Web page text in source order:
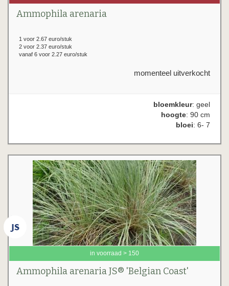
Ammophila arenaria
1 voor 2.67 euro/stuk
2 voor 2.37 euro/stuk
vanaf 6 voor 2.27 euro/stuk
momenteel uitverkocht
bloemkleur: geel
hoogte: 90 cm
bloei: 6- 7
in voorraad > 150
Ammophila arenaria JS® 'Belgian Coast'